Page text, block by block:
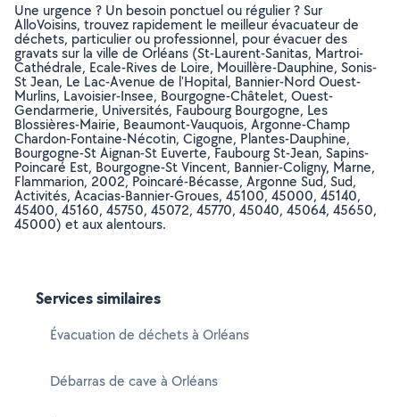
Une urgence ? Un besoin ponctuel ou régulier ? Sur
AlloVoisins, trouvez rapidement le meilleur évacuateur de
déchets, particulier ou professionnel, pour évacuer des
gravats sur la ville de Orléans (St-Laurent-Sanitas, Martroi-
Cathédrale, Ecale-Rives de Loire, Mouillère-Dauphine, Sonis-
St Jean, Le Lac-Avenue de l'Hopital, Bannier-Nord Ouest-
Murlins, Lavoisier-Insee, Bourgogne-Châtelet, Ouest-
Gendarmerie, Universités, Faubourg Bourgogne, Les
Blossières-Mairie, Beaumont-Vauquois, Argonne-Champ
Chardon-Fontaine-Nécotin, Cigogne, Plantes-Dauphine,
Bourgogne-St Aignan-St Euverte, Faubourg St-Jean, Sapins-
Poincaré Est, Bourgogne-St Vincent, Bannier-Coligny, Marne,
Flammarion, 2002, Poincaré-Bécasse, Argonne Sud, Sud,
Activités, Acacias-Bannier-Groues, 45100, 45000, 45140,
45400, 45160, 45750, 45072, 45770, 45040, 45064, 45650,
45000) et aux alentours.
Services similaires
Évacuation de déchets à Orléans
Débarras de cave à Orléans